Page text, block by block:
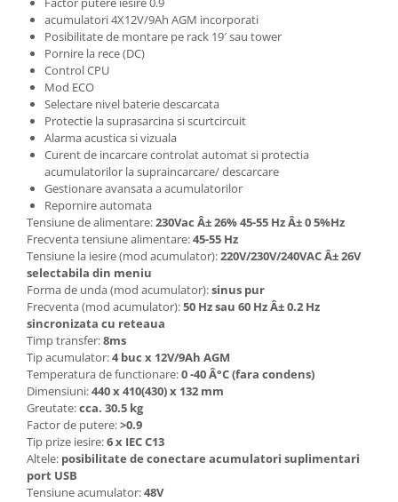
acumulatori 4X12V/9Ah AGM incorporati
Posibilitate de montare pe rack 19′ sau tower
Pornire la rece (DC)
Control CPU
Mod ECO
Selectare nivel baterie descarcata
Protectie la suprasarcina si scurtcircuit
Alarma acustica si vizuala
Curent de incarcare controlat automat si protectia
acumulatorilor la supraincarcare/ descarcare
Gestionare avansata a acumulatorilor
Repornire automata
Tensiune de alimentare:230Vac Â± 26% 45-55 Hz Â± 0 5%Hz
Frecventa tensiune alimentare:45-55 Hz
Tensiune la iesire (mod acumulator):220V/230V/240VAC Â± 26V
selectabila din meniu
Forma de unda (mod acumulator):sinus pur
Frecventa (mod acumulator):50 Hz sau 60 Hz Â± 0.2 Hz
sincronizata cu reteaua
Timp transfer:8ms
Tip acumulator:4 buc x 12V/9Ah AGM
Temperatura de functionare:0 -40 Â°C (fara condens)
Dimensiuni:440 x 410(430) x 132 mm
Greutate:cca. 30.5 kg
Factor de putere:>0.9
Tip prize iesire:6 x IEC C13
Altele: posibilitate de conectare acumulatori suplimentari
port USB
Tensiune acumulator:48V